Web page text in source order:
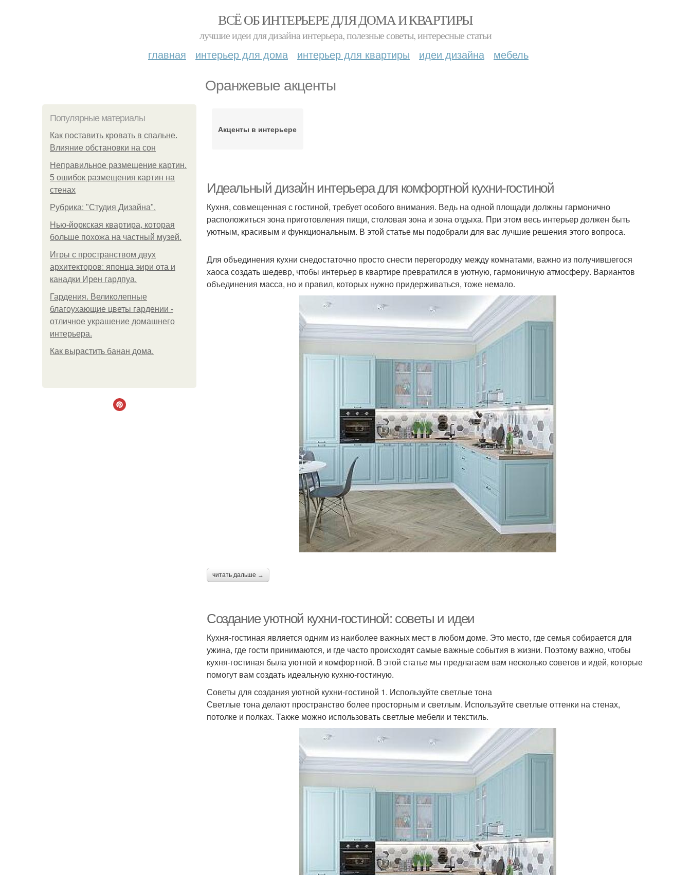
ВСЁ ОБ ИНТЕРЬЕРЕ ДЛЯ ДОМА И КВАРТИРЫ
лучшие идеи для дизайна интерьера, полезные советы, интересные статьи
главная интерьер для дома интерьер для квартиры идеи дизайна мебель
Оранжевые акценты
Популярные материалы
Как поставить кровать в спальне.
Влияние обстановки на сон
Неправильное размещение картин.
5 ошибок размещения картин на
стенах
Рубрика: "Студия Дизайна".
Нью-йоркская квартира, которая
больше похожа на частный музей.
Игры с пространством двух
архитекторов: японца эири ота и
канадки Ирен гардпуа.
Гардения. Великолепные
благоухающие цветы гардении -
отличное украшение домашнего
интерьера.
Как вырастить банан дома.
Акценты в интерьере
Идеальный дизайн интерьера для комфортной кухни-гостиной
Кухня, совмещенная с гостиной, требует особого внимания. Ведь на одной площади должны гармонично
расположиться зона приготовления пищи, столовая зона и зона отдыха. При этом весь интерьер должен быть
уютным, красивым и функциональным. В этой статье мы подобрали для вас лучшие решения этого вопроса.
Для объединения кухни снедостаточно просто снести перегородку между комнатами, важно из получившегося
хаоса создать шедевр, чтобы интерьер в квартире превратился в уютную, гармоничную атмосферу. Вариантов
объединения масса, но и правил, которых нужно придерживаться, тоже немало.
читать дальше →
Создание уютной кухни-гостиной: советы и идеи
Кухня-гостиная является одним из наиболее важных мест в любом доме. Это место, где семья собирается для
ужина, где гости принимаются, и где часто происходят самые важные события в жизни. Поэтому важно, чтобы
кухня-гостиная была уютной и комфортной. В этой статье мы предлагаем вам несколько советов и идей, которые
помогут вам создать идеальную кухню-гостиную.
Советы для создания уютной кухни-гостиной 1. Используйте светлые тона
Светлые тона делают пространство более просторным и светлым. Используйте светлые оттенки на стенах,
потолке и полках. Также можно использовать светлые мебели и текстиль.